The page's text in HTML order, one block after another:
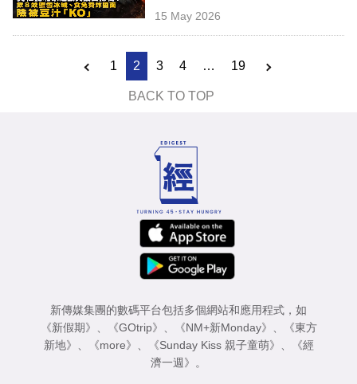
15 May 2026
1 2 3 4 … 19
BACK TO TOP
新傳媒集團的數碼平台包括多個網站和應用程式，如
《新假期》 、 《GOtrip》 、 《NM+新Monday》 、
《東方
新地》 、 《more》 、 《Sunday Kiss 親子童萌》 、
《經
濟一週》 。